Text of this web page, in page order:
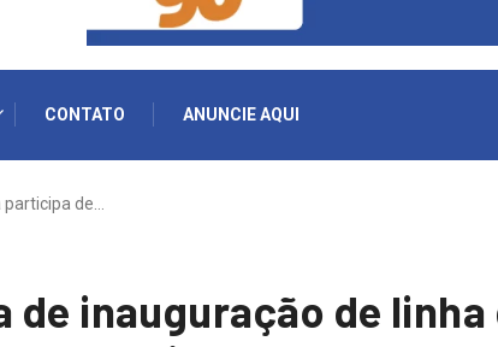
CONTATO ANUNCIE AQUI
participa de…
de inauguração de linha